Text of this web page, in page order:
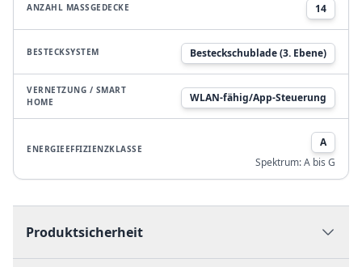
ANZAHL MASSGEDECKE 14
BESTECKSYSTEM Besteckschublade (3. Ebene)
VERNETZUNG / SMART
HOME
WLAN-fähig/App-Steuerung
ENERGIEEFFIZIENZKLASSE
A
Spektrum:A bis G
Produktsicherheit